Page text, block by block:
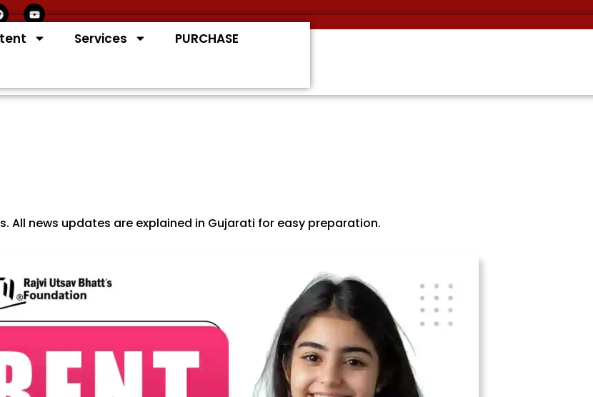
Y
o
t Services
PURCHASE
All news updates are explained in Gujarati for easy preparation.